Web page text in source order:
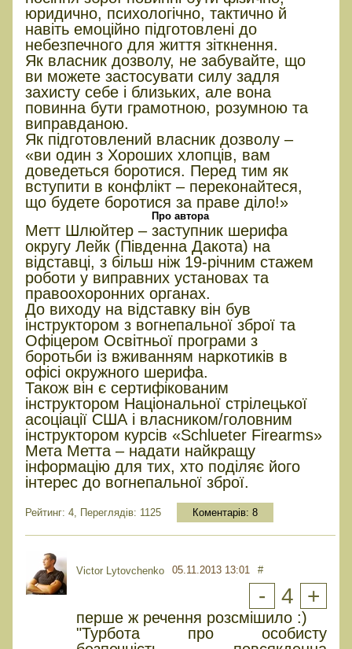
юридично, психологічно, тактично й
навіть емоційно підготовлені до
небезпечного для життя зіткнення.
Як власник дозволу, не забувайте, що
ви можете застосувати силу задля
захисту себе і близьких, але вона
повинна бути грамотною, розумною та
виправданою.
Як підготовлений власник дозволу –
«ви один з Хороших хлопців, вам
доведеться боротися. Перед тим як
вступити в конфлікт – переконайтеся,
що будете боротися за праве діло!»
Про автора
Метт Шлюйтер – заступник шерифа
округу Лейк (Південна Дакота) на
відставці, з більш ніж 19-річним стажем
роботи у виправних установах та
правоохоронних органах.
До виходу на відставку він був
інструктором з вогнепальної зброї та
Офіцером Освітньої програми з
боротьби із вживанням наркотиків в
офісі окружного шерифа.
Також він є сертифікованим
інструктором Національної стрілецької
асоціації США і власником/головним
інструктором курсів «Schlueter Firearms»
Мета Метта – надати найкращу
інформацію для тих, хто поділяє його
інтерес до вогнепальної зброї.
Рейтинг: 4, Переглядів: 1125 Коментарів: 8
Victor Lytovchenko 05.11.2013 13:01 #
- 4 +
перше ж речення розсмішило :)
"Турбота про особисту